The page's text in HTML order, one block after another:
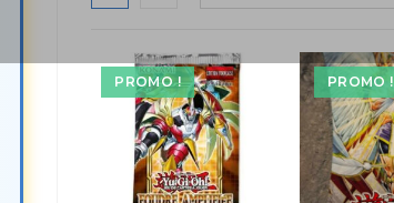
PROMO ! PROMO !